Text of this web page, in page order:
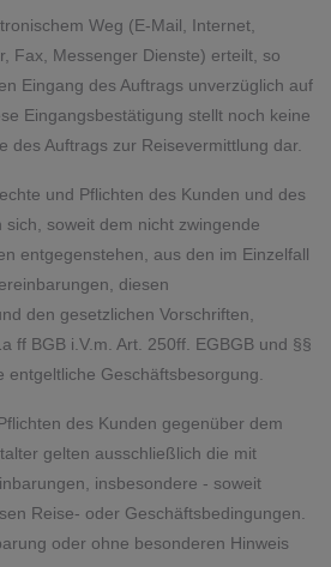
Weg (E-Mail, Internet,
Fax, Messenger Dienste) erteilt, so
Eingang des Auftrags unverzüglich auf
Eingangsbestätigung stellt noch keine
des Auftrags zur Reisevermittlung dar.
und Pflichten des Kunden und des
soweit dem nicht zwingende
entgegenstehen, aus den im Einzelfall
diesen
den gesetzlichen Vorschriften,
ff BGB i.V.m. Art. 250ff. EGBGB und §§
entgeltliche Geschäftsbesorgung.
des Kunden gegenüber dem
gelten ausschließlich die mit
insbesondere - soweit
Reise- oder Geschäftsbedingungen.
oder ohne besonderen Hinweis